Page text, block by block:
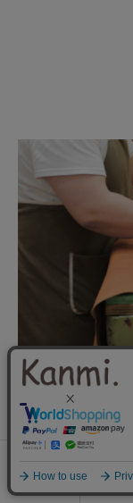
アトリエ事務所
Kanmi.
〒111-0034
（1-1-11,